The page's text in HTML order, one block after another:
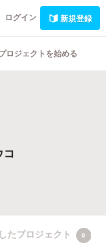
ログイン 新規登録
ロジェクトを始める
たプロジェクト 0